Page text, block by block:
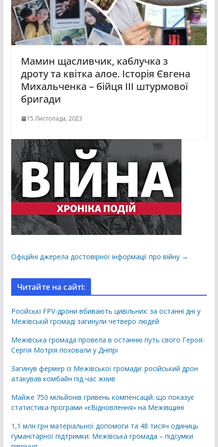
Мамин щасливчик, каблучка з
дроту та квітка алое. Історія Євгена
Михальченка – бійця ІІІ штурмової
бригади
15 Листопада, 2023
Офіційні джерела достовірної інформації про війну →
Читайте на сайті:
Російські FPV-дрони вбивають цивільних: за останні дні у
Межівській громаді загинули четверо людей
Межівська громада провела в останню путь свого Героя:
Сергія Мотрія поховали у Дніпрі
Загинув фермер із Межівської громади: російський дрон
атакував комбайн під час жнив
Майже 750 мільйонів гривень компенсацій: що показує
статистика програми «єВідновлення» на Межівщині
1,1 млн грн матеріальної допомоги та 48 тисяч одиниць
гуманітарної підтримки: Межівська громада – підсумки